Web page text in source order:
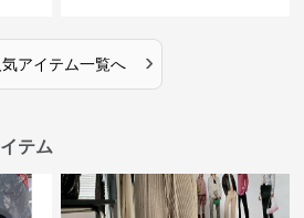
気アイテム一覧へ ›
テム